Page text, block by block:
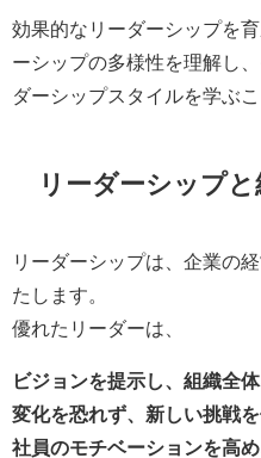
効果的なリーダーシップを
ーシップの多様性を理解し
ダーシップスタイルを学ぶこ
リーダーシップ
リーダーシップは、企業の
たします。
優れたリーダーは、
ビジョンを提示し、組織全
変化を恐れず、新しい挑戦
社員のモチベーションを高